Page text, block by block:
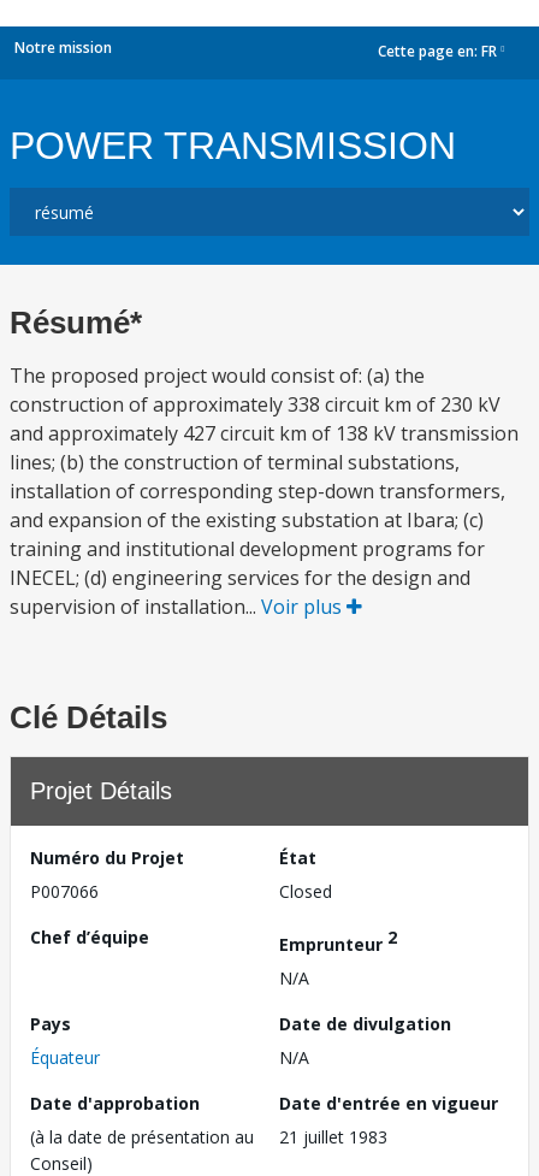
Notre mission Cette page en: FR
POWER TRANSMISSION
Résumé*
The proposed project would consist of: (a) the
construction of approximately 338 circuit km of 230 kV
and approximately 427 circuit km of 138 kV transmission
lines; (b) the construction of terminal substations,
installation of corresponding step-down transformers,
and expansion of the existing substation at Ibara; (c)
training and institutional development programs for
INECEL; (d) engineering services for the design and
supervision of installation... Voir plus
Clé Détails
Projet Détails
Numéro du Projet
P007066
État
Closed
Chef d’équipe
Emprunteur 2
N/A
Pays
Équateur
Date de divulgation
N/A
Date d'approbation
(à la date de présentation au
Conseil)
Date d'entrée en vigueur
21 juillet 1983